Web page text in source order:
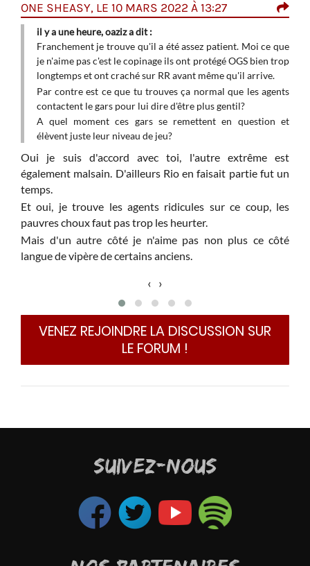
ONE SHEASY, LE 10 MARS 2022 À 13:27
il y a une heure, oaziz a dit :
Franchement je trouve qu'il a été assez patient. Moi ce que
je n'aime pas c'est le copinage ils ont protégé OGS bien trop
longtemps et ont craché sur RR avant même qu'il arrive.
Par contre est ce que tu trouves ça normal que les agents
contactent le gars pour lui dire d'être plus gentil?
A quel moment ces gars se remettent en question et
élèvent juste leur niveau de jeu?
Oui je suis d'accord avec toi, l'autre extrême est
également malsain. D'ailleurs Rio en faisait partie fut un
temps.
Et oui, je trouve les agents ridicules sur ce coup, les
pauvres choux faut pas trop les heurter.
Mais d'un autre côté je n'aime pas non plus ce côté
langue de vipère de certains anciens.
‹ ›
VENEZ REJOINDRE LA DISCUSSION SUR
LE FORUM !
SUIVEZ-NOUS